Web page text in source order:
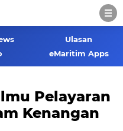
Ulasan
eMaritim Apps
Pelayaran
Kenangan